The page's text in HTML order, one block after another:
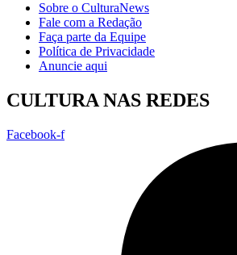
Sobre o CulturaNews
Fale com a Redação
Faça parte da Equipe
Política de Privacidade
Anuncie aqui
CULTURA NAS REDES
Facebook-f